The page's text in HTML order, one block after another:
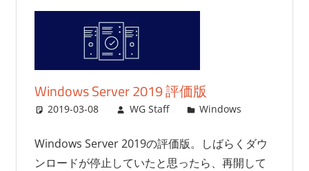
Windows Server 2019 評価版
2019-03-08 WG Staff Windows
Windows Server 2019の評価版。しばらくダウ
ンロードが停止していたと思ったら、再開して